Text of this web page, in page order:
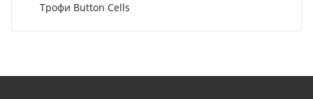
Трофи Button Cells